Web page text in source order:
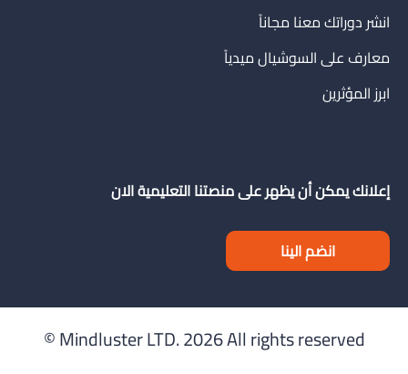
انشر دوراتك معنا مجاناً
معارف على السوشيال ميدياً
ابرز المؤثرين
إعلانك يمكن أن يظهر على منصتنا التعليمية الان
انضم الينا
Mindluster LTD.2026 All rights reserved ©